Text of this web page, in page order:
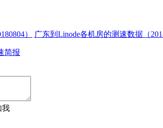
）
广东到Linode各机房的测速数据（
简报
我